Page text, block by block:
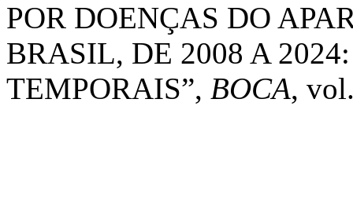
POR DOENÇAS DO
BRASIL, DE 2008 A
TEMPORAIS”, BOCA,